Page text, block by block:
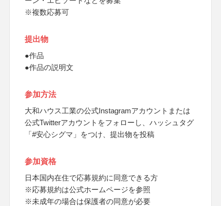
※複数応募可
提出物
●作品
●作品の説明文
参加方法
大和ハウス工業の公式Instagramアカウントまたは
公式Twitterアカウントをフォローし、ハッシュタグ
「#安心シグマ」をつけ、提出物を投稿
参加資格
日本国内在住で応募規約に同意できる方
※応募規約は公式ホームページを参照
※未成年の場合は保護者の同意が必要